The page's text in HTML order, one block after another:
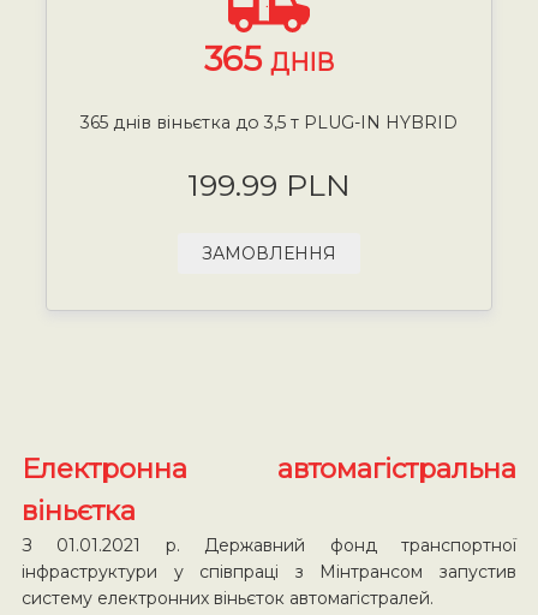
365 ДНІВ
365 днів віньєтка до 3,5 т PLUG-IN HYBRID
199.99 PLN
ЗАМОВЛЕННЯ
Електронна автомагістральна
віньєтка
З 01.01.2021 р. Державний фонд транспортної
інфраструктури у співпраці з Мінтрансом запустив
систему електронних віньєток автомагістралей.